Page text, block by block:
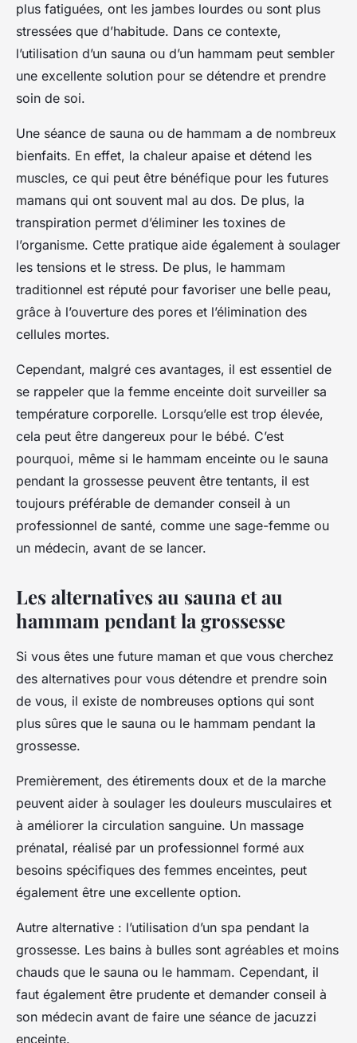
plus fatiguées, ont les jambes lourdes ou sont plus
stressées que d’habitude. Dans ce contexte,
l’utilisation d’un sauna ou d’un hammam peut sembler
une excellente solution pour se détendre et prendre
soin de soi.
Une séance de sauna ou de hammam a de nombreux
bienfaits. En effet, la chaleur apaise et détend les
muscles, ce qui peut être bénéfique pour les futures
mamans qui ont souvent mal au dos. De plus, la
transpiration permet d’éliminer les toxines de
l’organisme. Cette pratique aide également à soulager
les tensions et le stress. De plus, le hammam
traditionnel est réputé pour favoriser une belle peau,
grâce à l’ouverture des pores et l’élimination des
cellules mortes.
Cependant, malgré ces avantages, il est essentiel de
se rappeler que la femme enceinte doit surveiller sa
température corporelle. Lorsqu’elle est trop élevée,
cela peut être dangereux pour le bébé. C’est
pourquoi, même si le hammam enceinte ou le sauna
pendant la grossesse peuvent être tentants, il est
toujours préférable de demander conseil à un
professionnel de santé, comme une sage-femme ou
un médecin, avant de se lancer.
Les alternatives au sauna et au
hammam pendant la grossesse
Si vous êtes une future maman et que vous cherchez
des alternatives pour vous détendre et prendre soin
de vous, il existe de nombreuses options qui sont
plus sûres que le sauna ou le hammam pendant la
grossesse.
Premièrement, des étirements doux et de la marche
peuvent aider à soulager les douleurs musculaires et
à améliorer la circulation sanguine. Un massage
prénatal, réalisé par un professionnel formé aux
besoins spécifiques des femmes enceintes, peut
également être une excellente option.
Autre alternative : l’utilisation d’un spa pendant la
grossesse. Les bains à bulles sont agréables et moins
chauds que le sauna ou le hammam. Cependant, il
faut également être prudente et demander conseil à
son médecin avant de faire une séance de jacuzzi
enceinte.